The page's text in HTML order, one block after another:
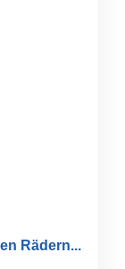
Rädern...